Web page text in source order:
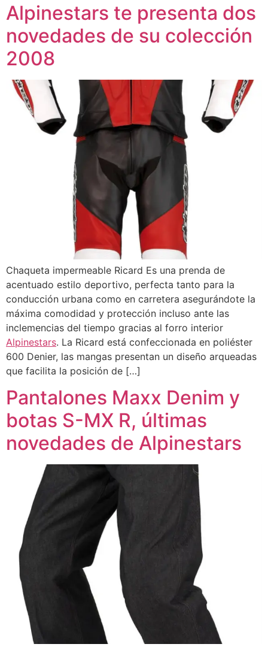
Alpinestars te presenta dos
novedades de su colección
2008
Chaqueta impermeable Ricard Es una prenda de
acentuado estilo deportivo, perfecta tanto para la
conducción urbana como en carretera asegurándote la
máxima comodidad y protección incluso ante las
inclemencias del tiempo gracias al forro interior
Alpinestars. La Ricard está confeccionada en poliéster
600 Denier, las mangas presentan un diseño arqueadas
que facilita la posición de […]
Pantalones Maxx Denim y
botas S-MX R, últimas
novedades de Alpinestars